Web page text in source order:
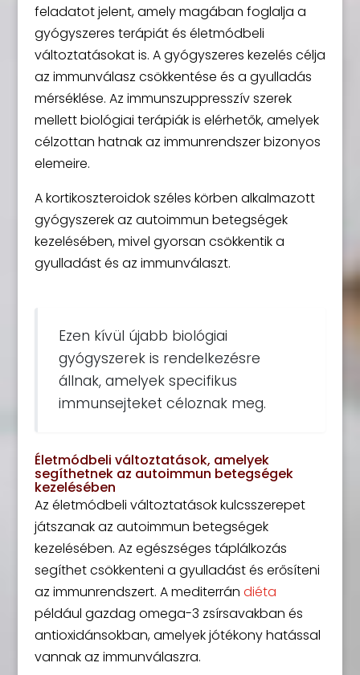
feladatot jelent, amely magában foglalja a
gyógyszeres terápiát és életmódbeli
változtatásokat is. A gyógyszeres kezelés célja
az immunválasz csökkentése és a gyulladás
mérséklése. Az immunszuppresszív szerek
mellett biológiai terápiák is elérhetők, amelyek
célzottan hatnak az immunrendszer bizonyos
elemeire.
A kortikoszteroidok széles körben alkalmazott
gyógyszerek az autoimmun betegségek
kezelésében, mivel gyorsan csökkentik a
gyulladást és az immunválaszt.
Ezen kívül újabb biológiai
gyógyszerek is rendelkezésre
állnak, amelyek specifikus
immunsejteket céloznak meg.
Életmódbeli változtatások, amelyek
segíthetnek az autoimmun betegségek
kezelésében
Az életmódbeli változtatások kulcsszerepet
játszanak az autoimmun betegségek
kezelésében. Az egészséges táplálkozás
segíthet csökkenteni a gyulladást és erősíteni
az immunrendszert. A mediterrán diéta
például gazdag omega-3 zsírsavakban és
antioxidánsokban, amelyek jótékony hatással
vannak az immunválaszra.